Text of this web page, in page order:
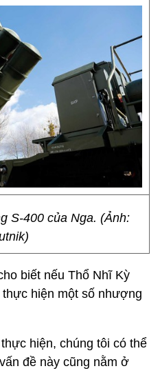
S-400 của Nga. (Ảnh:
biết nếu Thổ Nhĩ Kỳ
hiện một số nhượng
hiện, chúng tôi có thể
đề này cũng nằm ở